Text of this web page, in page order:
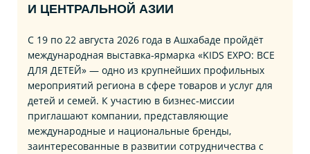
И ЦЕНТРАЛЬНОЙ АЗИИ
С 19 по 22 августа 2026 года в Ашхабаде пройдёт
международная выставка‑ярмарка «KIDS EXPO: ВСЕ
ДЛЯ ДЕТЕЙ» — одно из крупнейших профильных
мероприятий региона в сфере товаров и услуг для
детей и семей. К участию в бизнес‑миссии
приглашают компании, представляющие
международные и национальные бренды,
заинтересованные в развитии сотрудничества с